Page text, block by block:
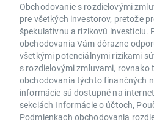
Obchodovanie s rozdielovými
pre všetkých investorov, pretože
špekulatívnu a rizikovú investíciu.
obchodovania Vám dôrazne
všetkými potenciálnymi rizikami
s rozdielovými zmluvami, rovnako
obchodovania týchto finančných
informácie sú dostupné na
sekciách Informácie o účtoch,
Podmienkach obchodovania